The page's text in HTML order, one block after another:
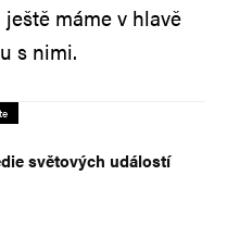
máme v hlavě
s nimi.
světových událostí